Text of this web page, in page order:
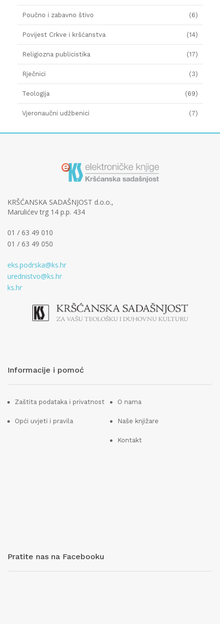
Poučno i zabavno štivo (6)
Povijest Crkve i kršćanstva (14)
Religiozna publicistika (17)
Rječnici (3)
Teologija (69)
Vjeronaučni udžbenici (7)
KRŠĆANSKA SADAŠNJOST d.o.o.,
Marulićev trg 14 p.p. 434
01 / 63 49 010
01 / 63 49 050
eks.podrska@ks.hr
urednistvo@ks.hr
ks.hr
Informacije i pomoć
Zaštita podataka i privatnost
Opći uvjeti i pravila
O nama
Naše knjižare
Kontakt
Pratite nas na Facebooku